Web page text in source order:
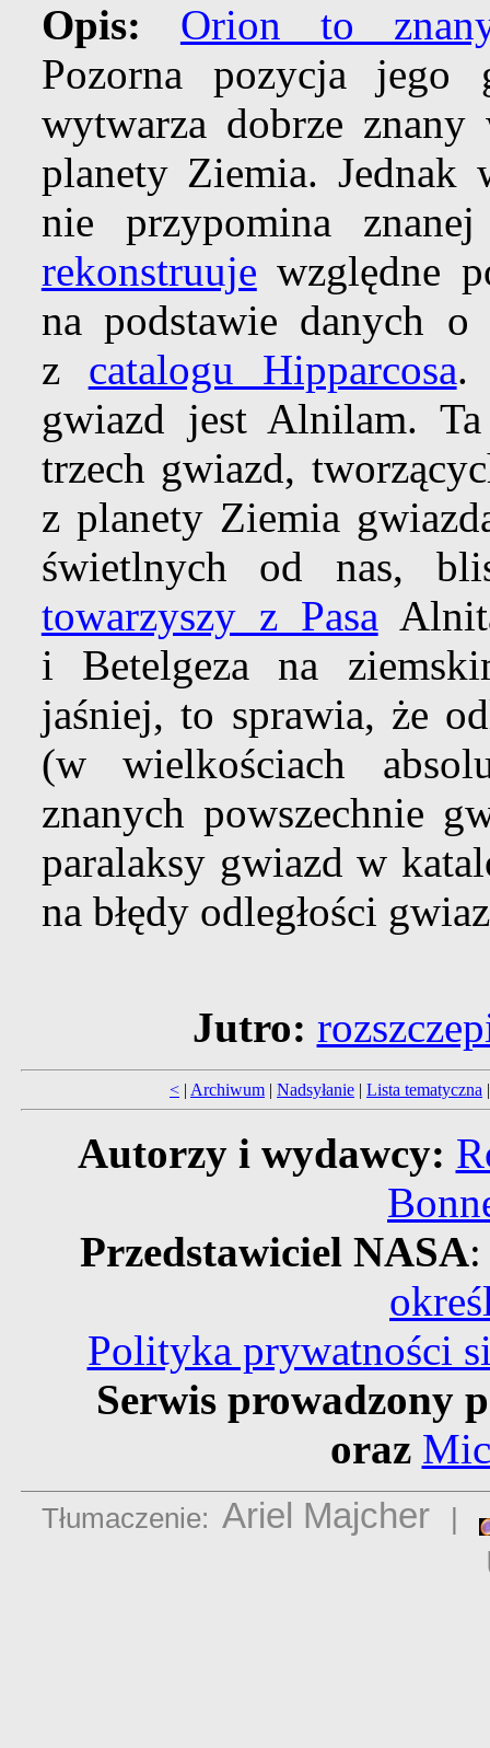
Opis:
Orion to
Pozorna pozycja jego
wytwarza dobrze
planety Ziemia.
nie przypomina
rekonstruuje względne
na podstawie danych o
z catalogu Hipparcosa.
gwiazd jest Alnilam.
trzech gwiazd,
z planety Ziemia
świetlnych od nas,
towarzyszy z Pasa
i Betelgeza na
jaśniej, to sprawia, że
(w wielkościach
znanych powszechnie
paralaksy gwiazd w
na błędy odległości
Jutro:
< | Archiwum | Nadsyłanie | Lista tematyczna
Autorzy i wydawcy:
Przedstawiciel NASA
Polityka prywatności
Serwis prowadzony
oraz
Tłumaczenie: Ariel Majcher |